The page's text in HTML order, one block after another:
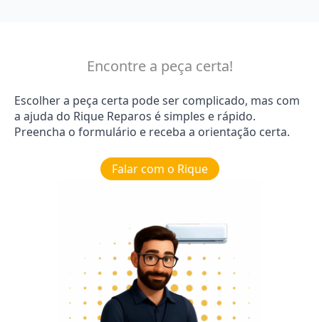
Encontre a peça certa!
Escolher a peça certa pode ser complicado, mas com
a ajuda do Rique Reparos é simples e rápido.
Preencha o formulário e receba a orientação certa.
Falar com o Rique